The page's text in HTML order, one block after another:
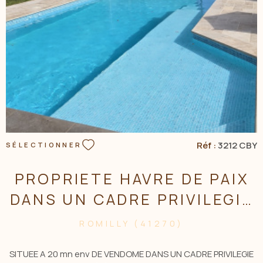
VOIR LE BIEN
SÉLECTIONNER Réf :3212 CBY
PROPRIETE HAVRE DE PAIX
DANS UN CADRE PRIVILEGIE
- IDEAL GITES
ROMILLY (41270)
SITUEE A 20 mn env DE VENDOME DANS UN CADRE PRIVILEGIE